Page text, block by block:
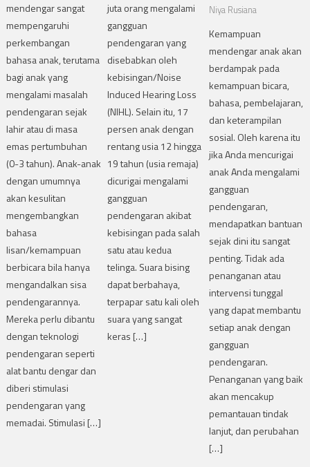
mendengar sangat
mempengaruhi
perkembangan
bahasa anak, terutama
bagi anak yang
mengalami masalah
pendengaran sejak
lahir atau di masa
emas pertumbuhan
(0-3 tahun). Anak-anak
dengan umumnya
akan kesulitan
mengembangkan
bahasa
lisan/kemampuan
berbicara bila hanya
mengandalkan sisa
pendengarannya.
Mereka perlu dibantu
dengan teknologi
pendengaran seperti
alat bantu dengar dan
diberi stimulasi
pendengaran yang
memadai. Stimulasi […]
juta orang mengalami
gangguan
pendengaran yang
disebabkan oleh
kebisingan/Noise
Induced Hearing Loss
(NIHL). Selain itu, 17
persen anak dengan
rentang usia 12 hingga
19 tahun (usia remaja)
dicurigai mengalami
gangguan
pendengaran akibat
kebisingan pada salah
satu atau kedua
telinga. Suara bising
dapat berbahaya,
terpapar satu kali oleh
suara yang sangat
keras […]
Niya Rusiana
Kemampuan
mendengar anak akan
berdampak pada
kemampuan bicara,
bahasa, pembelajaran,
dan keterampilan
sosial. Oleh karena itu
jika Anda mencurigai
anak Anda mengalami
gangguan
pendengaran,
mendapatkan bantuan
sejak dini itu sangat
penting. Tidak ada
penanganan atau
intervensi tunggal
yang dapat membantu
setiap anak dengan
gangguan
pendengaran.
Penanganan yang baik
akan mencakup
pemantauan tindak
lanjut, dan perubahan
[…]